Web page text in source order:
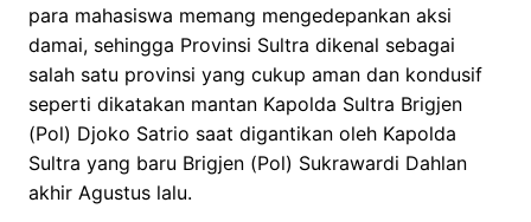
para mahasiswa memang mengedepankan aksi
damai, sehingga Provinsi Sultra dikenal sebagai
salah satu provinsi yang cukup aman dan kondusif
seperti dikatakan mantan Kapolda Sultra Brigjen
(Pol) Djoko Satrio saat digantikan oleh Kapolda
Sultra yang baru Brigjen (Pol) Sukrawardi Dahlan
akhir Agustus lalu.